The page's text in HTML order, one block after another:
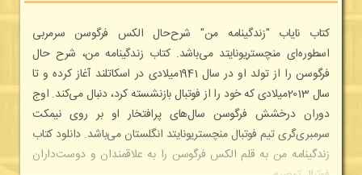
كتاب نایاب "زندگینامه من" شرح‌حال الكس فرگوسن سرمربی
اسطوره‌ای منچستريونايتد می‌باشد. كتاب زندگینامه من، شرح حال
فرگوسن را از تولد او در سال 1941ميلادی در اسكاتلند آغاز كرده و تا
سال 2013ميلادی كه خود را از فوتبال بازنشسته كرد، دنبال می‌كند. اوج
دوران درخشش فرگوسن سال‌های پرافتخار او بر روی نيمكت‌
سرمبری‌گری تيم فوتبال منچستريونايتد انگلستان می‌باشد. دانلود کتاب
زندگینامه من به قلم الكس فرگوسن را به علاقمندان و دوست‌داران